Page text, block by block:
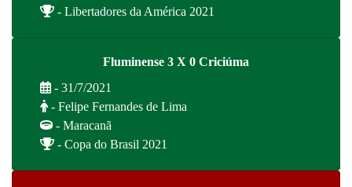
- Libertadores da América 2021
Fluminense 3 X 0 Criciúma
- 31/7/2021
- Felipe Fernandes de Lima
- Maracanã
- Copa do Brasil 2021